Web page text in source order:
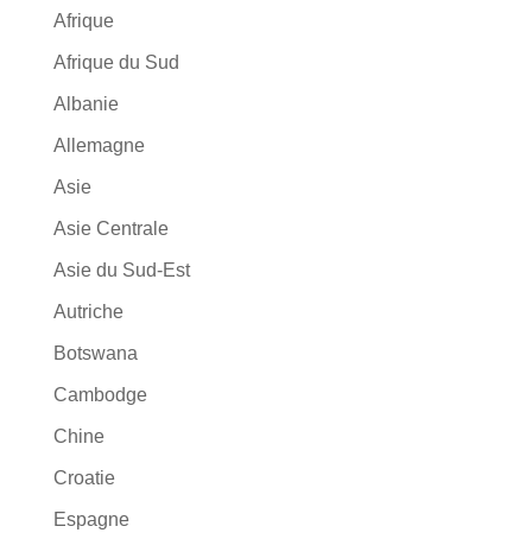
Afrique
Afrique du Sud
Albanie
Allemagne
Asie
Asie Centrale
Asie du Sud-Est
Autriche
Botswana
Cambodge
Chine
Croatie
Espagne